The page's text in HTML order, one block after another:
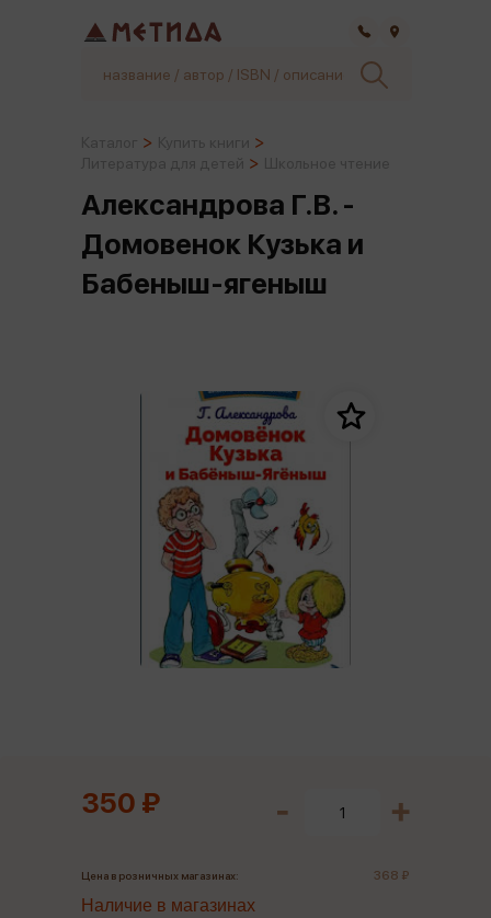
Александрова Г.В. -
Домовенок Кузька и
Бабеныш-ягеныш
350 ₽
Цена в розничных магазинах: 368 ₽
Наличие в магазинах